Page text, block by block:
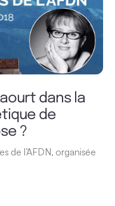
dans la
de
?
de l’AFDN, organisée